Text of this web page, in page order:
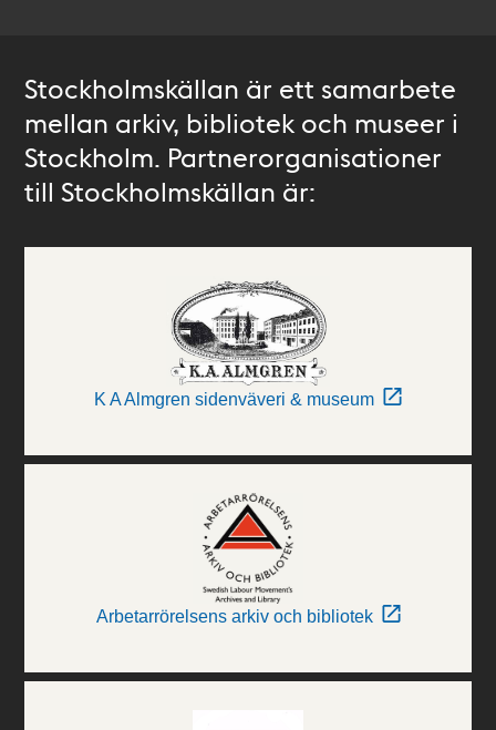
Stockholmskällan är ett samarbete
mellan arkiv, bibliotek och museer i
Stockholm. Partnerorganisationer
till Stockholmskällan är:
K A Almgren sidenväveri & museum
Arbetarrörelsens arkiv och bibliotek